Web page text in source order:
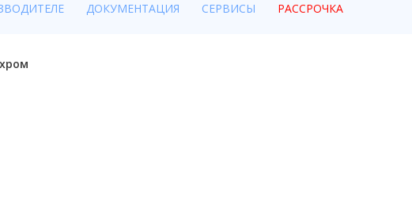
ДОКУМЕНТАЦИЯ СЕРВИСЫ РАССРОЧКА